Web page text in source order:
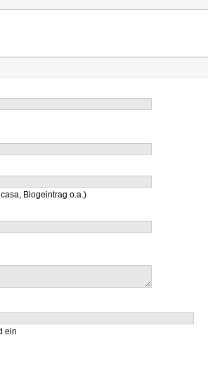
Blogeintrag o.a.)
ein